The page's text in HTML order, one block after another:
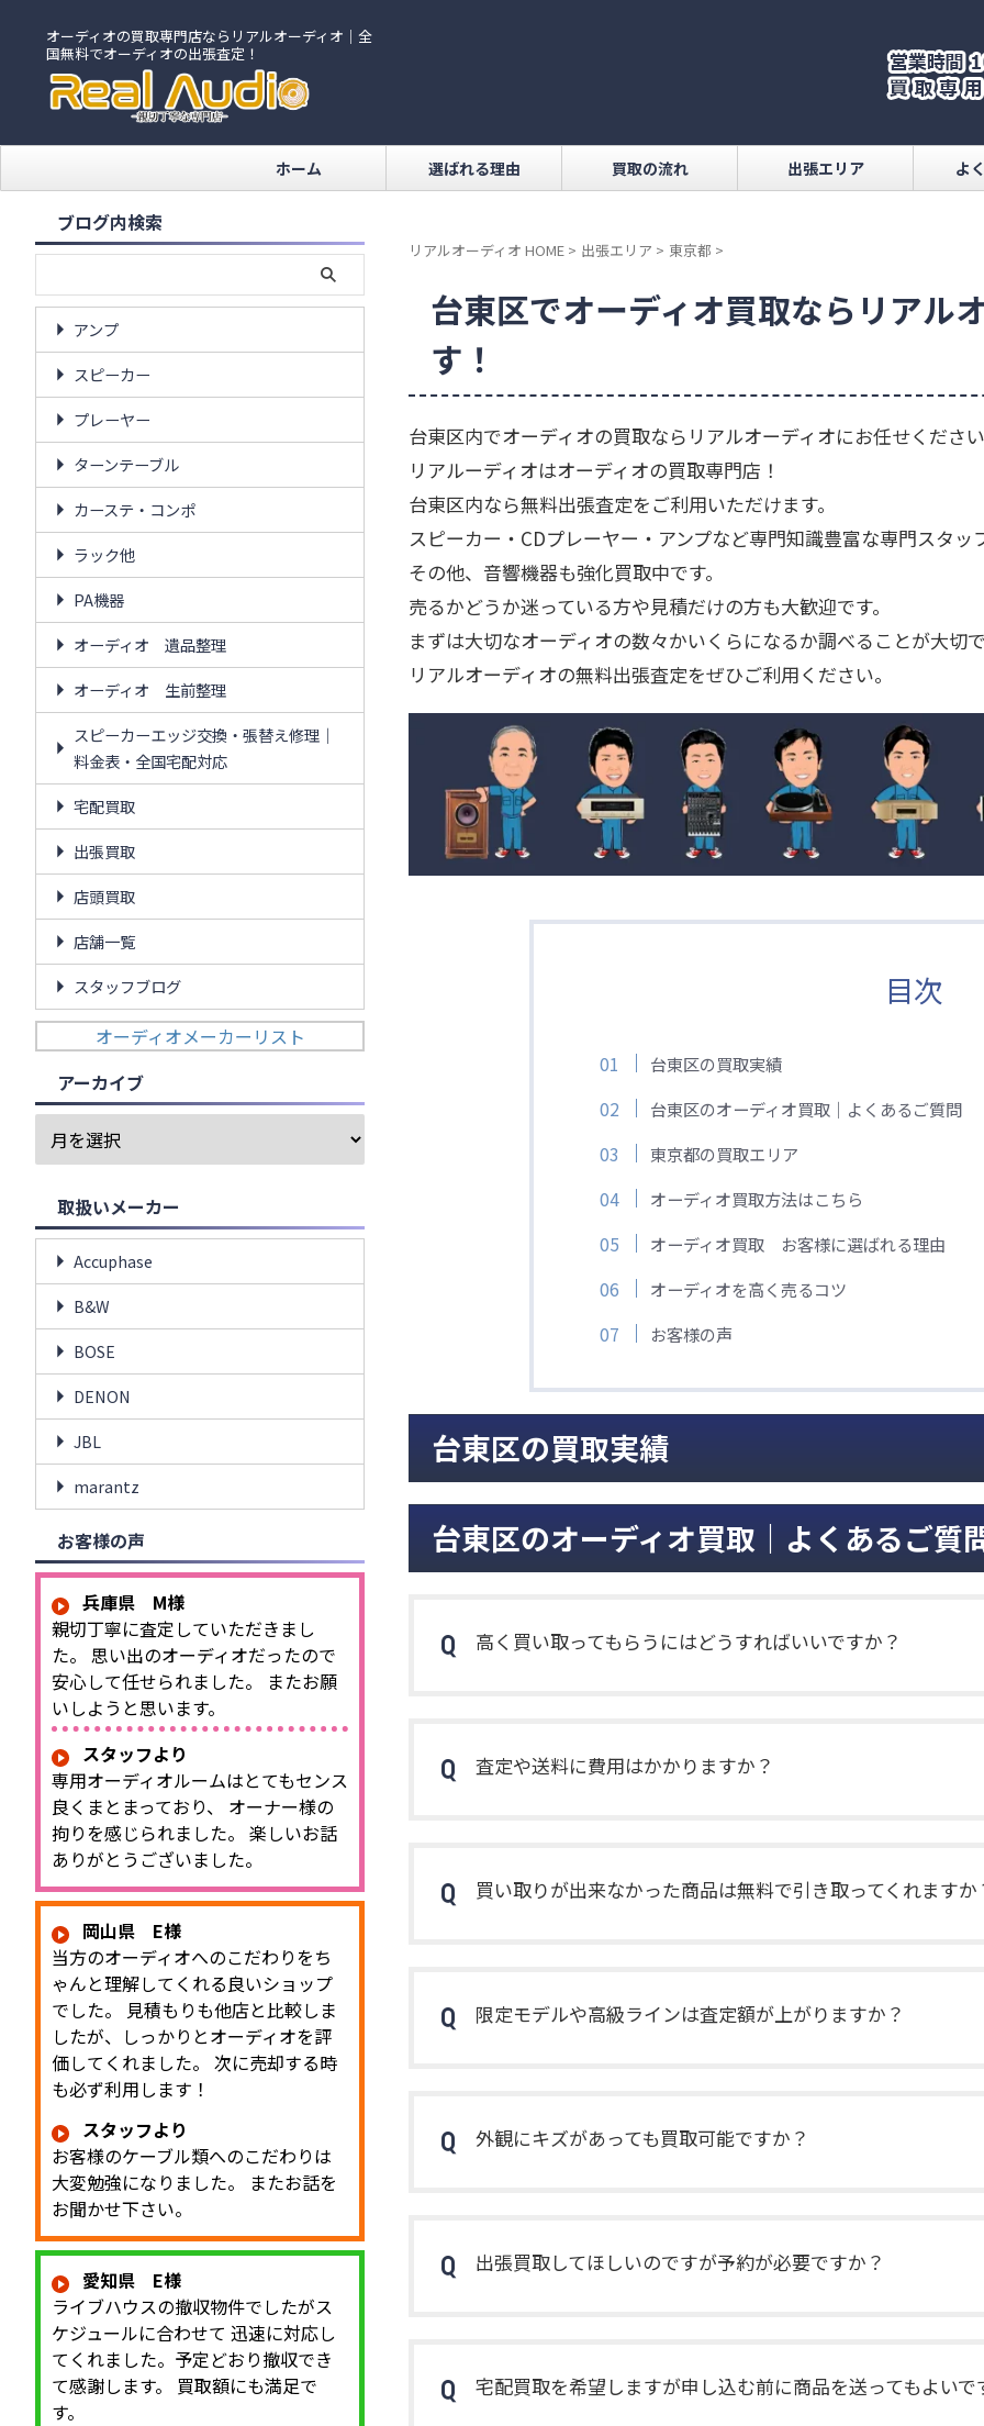
オーディオの買取専門店ならリアルオーディオ｜全
国無料でオーディオの出張査定！
ホーム 選ばれる理由 買取の流れ 出張エリア よ
リアルオーディオ HOME > 出張エリア > 東京都 >
台東区でオーディオ買取ならリアル
す！
台東区内でオーディオの買取ならリアルオーディオにお任せくださ
リアルーディオはオーディオの買取専門店！
台東区内なら無料出張査定をご利用いただけます。
スピーカー・CDプレーヤー・アンプなど専門知識豊富な専門スタッ
その他、音響機器も強化買取中です。
売るかどうか迷っている方や見積だけの方も大歓迎です。
まずは大切なオーディオの数々かいくらになるか調べることが大切
リアルオーディオの無料出張査定をぜひご利用ください。
目次
台東区の買取実績
台東区のオーディオ買取｜よくあるご質問
東京都の買取エリア
オーディオ買取方法はこちら
オーディオ買取 お客様に選ばれる理由
オーディオを高く売るコツ
お客様の声
台東区の買取実績
台東区のオーディオ買取｜よくあるご質
高く買い取ってもらうにはどうすればいいですか？
査定や送料に費用はかかりますか？
買い取りが出来なかった商品は無料で引き取ってくれますか
限定モデルや高級ラインは査定額が上がりますか？
外観にキズがあっても買取可能ですか？
出張買取してほしいのですが予約が必要ですか？
宅配買取を希望しますが申し込む前に商品を送ってもよいで
ブログ内検索
アンプ
スピーカー
プレーヤー
ターンテーブル
カーステ・コンポ
ラック他
PA機器
オーディオ 遺品整理
オーディオ 生前整理
スピーカーエッジ交換・張替え修理｜
料金表・全国宅配対応
宅配買取
出張買取
店頭買取
店舗一覧
スタッフブログ
オーディオメーカーリスト
アーカイブ
取扱いメーカー
Accuphase
B&W
BOSE
DENON
JBL
marantz
お客様の声
兵庫県 M様
親切丁寧に査定していただきまし
た。 思い出のオーディオだったので
安心して任せられました。 またお願
いしようと思います。
スタッフより
専用オーディオルームはとてもセンス
良くまとまっており、 オーナー様の
拘りを感じられました。 楽しいお話
ありがとうございました。
岡山県 E様
当方のオーディオへのこだわりをち
ゃんと理解してくれる良いショップ
でした。 見積もりも他店と比較しま
したが、しっかりとオーディオを評
価してくれました。 次に売却する時
も必ず利用します！
スタッフより
お客様のケーブル類へのこだわりは
大変勉強になりました。 またお話を
お聞かせ下さい。
愛知県 E様
ライブハウスの撤収物件でしたがス
ケジュールに合わせて 迅速に対応し
てくれました。予定どおり撤収でき
て感謝します。 買取額にも満足で
す。